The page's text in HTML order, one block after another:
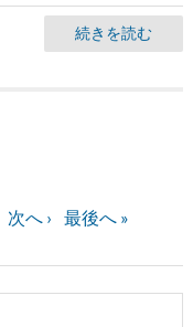
続きを読む
次へ › 最後へ »